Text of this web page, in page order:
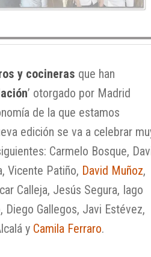
y cocineras que han
’ otorgado por Madrid
de la que estamos
edición se va a celebrar
Carmelo Bosque,
Vicente Patiño, David Muñoz,
Calleja, Jesús Segura, Iago
Diego Gallegos, Javi Estévez,
y Camila Ferraro.